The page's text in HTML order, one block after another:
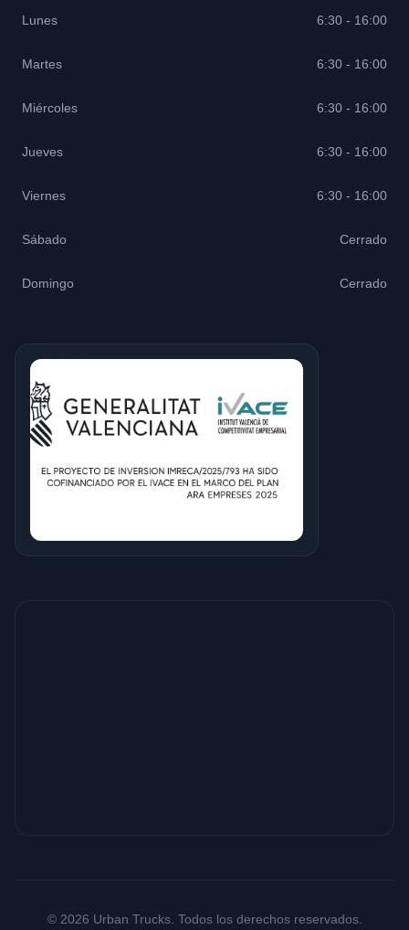
Lunes 6:30 - 16:00
Martes 6:30 - 16:00
Miércoles 6:30 - 16:00
Jueves 6:30 - 16:00
Viernes 6:30 - 16:00
Sábado Cerrado
Domingo Cerrado
© 2026 Urban Trucks. Todos los derechos reservados.